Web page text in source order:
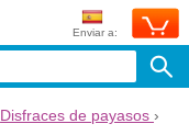
Enviar a:
Disfraces de payasos ›